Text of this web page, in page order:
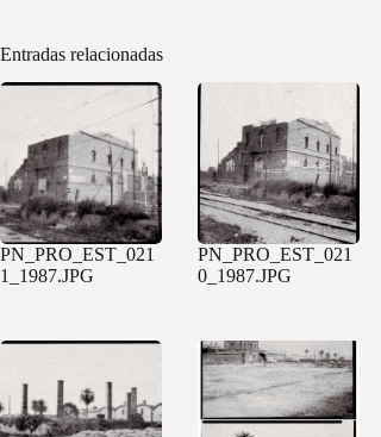
Entradas relacionadas
PN_PRO_EST_021
1_1987.JPG
PN_PRO_EST_021
0_1987.JPG